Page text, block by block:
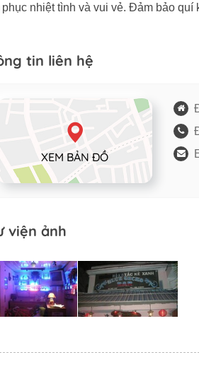
nhiệt tình và vui vẻ. Đảm bảo quí
tin liên hệ
XEM BẢN ĐỒ
viện ảnh